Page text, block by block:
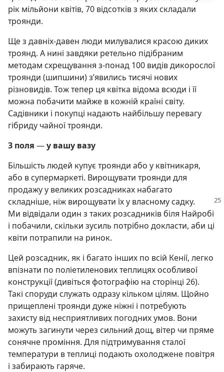
рік мільйони квітів, 70 відсотків з яких складали
троянди.
Ще з давніх-давен люди милувалися красою диких
троянд. А нині завдяки ретельно підібраним
методам схрещування з-понад 100 видів дикорослої
троянди (шипшини) з’явились тисячі нових
різновидів. Тож тепер ця квітка відома всюди і її
можна побачити майже в кожній країні світу.
Садівники і покупці надають найбільшу перевагу
гібриду чайної троянди.
З поля —у вашу вазу
Більшість людей купує троянди або у квітникаря,
або в супермаркеті. Вирощувати троянди для
продажу у великих розсадниках набагато
складніше, ніж вирощувати їх у власному садку.
Ми відвідали один з таких розсадників біля Найробі
і побачили, скільки зусиль потрібно докласти, аби ці
квіти потрапили на ринок.
Цей розсадник, як і багато інших по всій Кенії, легко
впізнати по поліетиленових теплицях особливої
конструкції (дивіться фотографію на сторінці 26).
Такі споруди служать одразу кільком цілям. Щойно
прищеплені троянди дуже ніжні і потребують
захисту від несприятливих погодних умов. Вони
можуть загинути через сильний дощ, вітер чи пряме
сонячне проміння. Для підтримування сталої
температури в теплиці подають охолоджене повітря
і забирають гаряче.